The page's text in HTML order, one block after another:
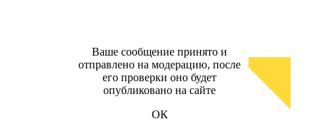
Ваше сообщение принято и
отправлено на модерацию, после
его проверки оно будет
опубликовано на сайте
ОК